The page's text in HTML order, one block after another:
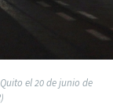
el 20 de junio de